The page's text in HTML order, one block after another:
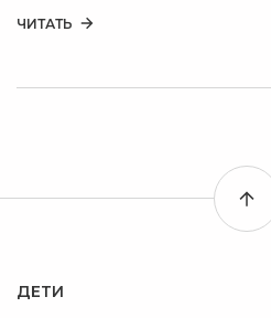
ЧИТАТЬ
ДЕТИ